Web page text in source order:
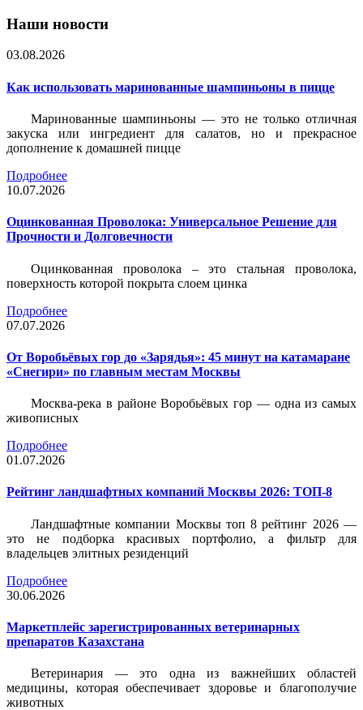
Наши новости
03.08.2026
Как использовать маринованные шампиньоны в пицце
Маринованные шампиньоны — это не только отличная
закуска или ингредиент для салатов, но и прекрасное
дополнение к домашней пицце
Подробнее
10.07.2026
Оцинкованная Проволока: Универсальное Решение для
Прочности и Долговечности
Оцинкованная проволока – это стальная проволока,
поверхность которой покрыта слоем цинка
Подробнее
07.07.2026
От Воробьёвых гор до «Зарядья»: 45 минут на катамаране
«Снегири» по главным местам Москвы
Москва-река в районе Воробьёвых гор — одна из самых
живописных
Подробнее
01.07.2026
Рейтинг ландшафтных компаний Москвы 2026: ТОП-8
Ландшафтные компании Москвы топ 8 рейтинг 2026 —
это не подборка красивых портфолио, а фильтр для
владельцев элитных резиденций
Подробнее
30.06.2026
Маркетплейс зарегистрированных ветеринарных
препаратов Казахстана
Ветеринария — это одна из важнейших областей
медицины, которая обеспечивает здоровье и благополучие
животных